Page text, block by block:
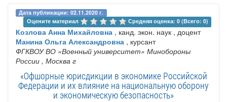
Дата публикации: 02.11.2020 г.
Оцените материал
Средняя оценка: 0 (Всего: 0)
Козлова Анна Михайловна , канд. экон. наук , доцент
Манина Ольга Александровна , курсант
ФГКВОУ ВО «Военный университет» Минобороны
России , Москва г
«Офшорные юрисдикции в экономике Российской
Федерации и их влияние на национальную оборону
и экономическую безопасность»